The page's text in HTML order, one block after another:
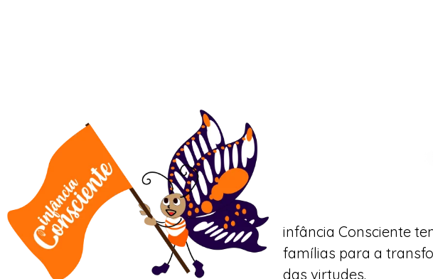
infância Consciente
famílias para a
das virtudes.